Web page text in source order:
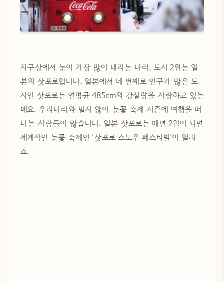
지구상에서 눈이 가장 많이 내리는 나라, 도시 2위는 일
본의 삿포로입니다. 일본에서 네 번째로 인구가 많은 도
시인 삿포로는 연평균 485cm의 강설량을 자랑하고 있는
데요. 우리나라와 멀지 않아 눈꽃 축제 시즌에 여행을 떠
나는 사람들이 많습니다. 일본 삿포로는 매년 2월이 되면
세계적인 눈꽃 축제인 ‘삿포로 스노우 페스티벌’이 열리
죠.